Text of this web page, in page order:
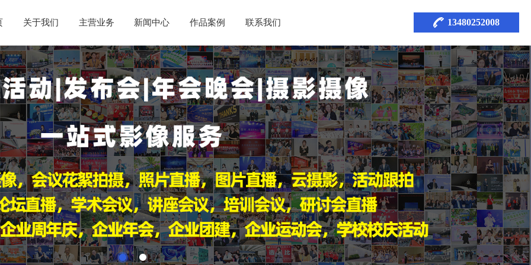
13480252008
关于我们 主营业务 新闻中心 作品案例 联系我们